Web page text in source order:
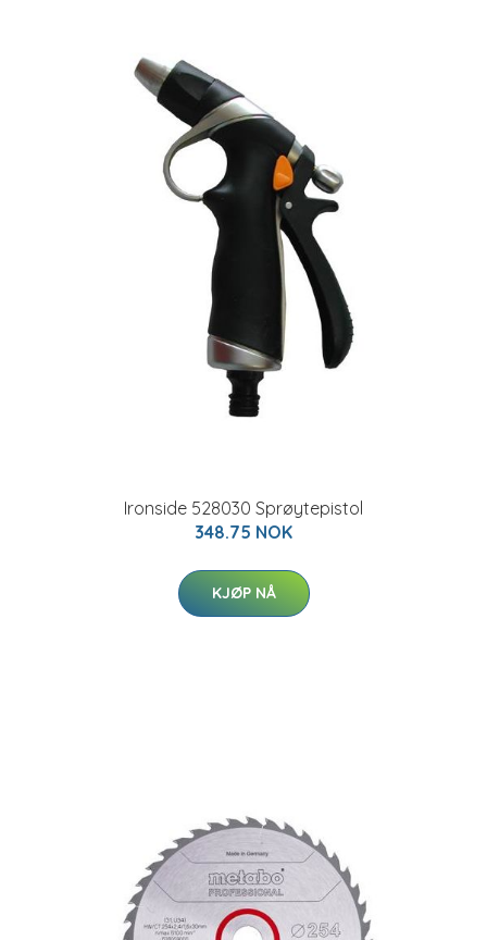
Ironside 528030 Sprøytepistol
348.75 NOK
KJØP NÅ